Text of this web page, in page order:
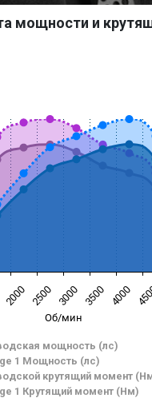
мощности и
Об/мин
мощность (лс)
1 Мощность (лс)
крутящий момент
1 Крутящий момент (Нм)
2000 2500 3000 3500 4000